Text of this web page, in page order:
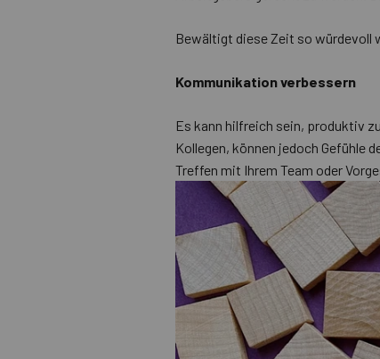
Bewältigt diese Zeit so würdevoll
Kommunikation verbessern
Es kann hilfreich sein, produktiv
Kollegen, können jedoch Gefühle
Treffen mit Ihrem Team oder